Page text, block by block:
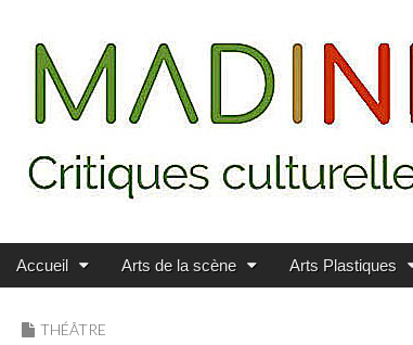
MADININ'ART
Main menu
Skip to content
Accueil Arts de la scène Arts Plastiques
THÉÂTRE